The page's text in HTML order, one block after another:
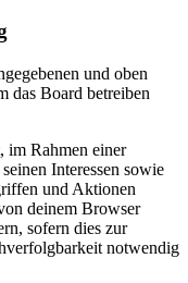
und oben
das Board betreiben
im Rahmen einer
Interessen sowie
und Aktionen
deinem Browser
sofern dies zur
notwendig